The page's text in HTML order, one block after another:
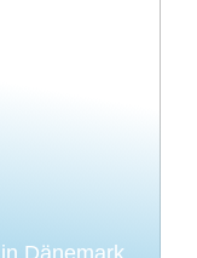
Dänemark